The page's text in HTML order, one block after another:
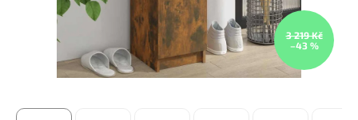
3 219 Kč
–43 %